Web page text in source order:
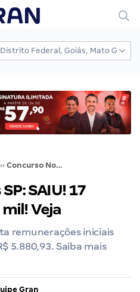
›› Concurso Novais SP: SAIU! 17 vagas. Até R$ 5,8 mil! Veja
SAIU! 17
Veja
remunerações iniciais
5.880,93. Saiba mais
Gran